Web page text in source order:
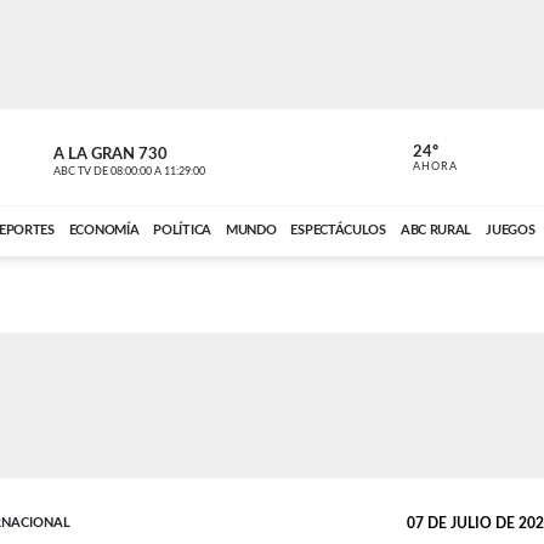
A LA GRAN 730
ABC TV DE 08:00:00 A 11:29:00 ABC CARDINAL
24º
AHORA
ECONOMÍA POLÍTICA MUNDO ESPECTÁCULOS ABC RURAL JUEGOS
07 DE JULIO DE